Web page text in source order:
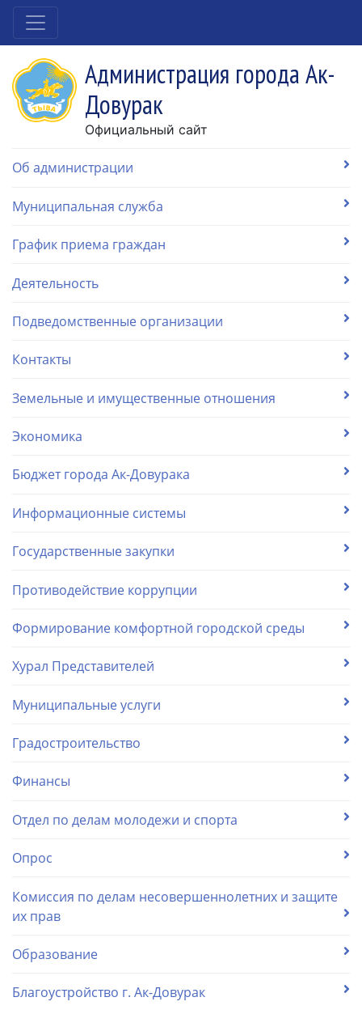
Администрация города Ак-
Довурак
Официальный сайт
Об администрации
Муниципальная служба
График приема граждан
Деятельность
Подведомственные организации
Контакты
Земельные и имущественные отношения
Экономика
Бюджет города Ак-Довурака
Информационные системы
Государственные закупки
Противодействие коррупции
Формирование комфортной городской среды
Хурал Представителей
Муниципальные услуги
Градостроительство
Финансы
Отдел по делам молодежи и спорта
Опрос
Комиссия по делам несовершеннолетних и защите
их прав
Образование
Благоустройство г. Ак-Довурак